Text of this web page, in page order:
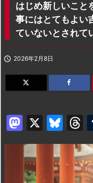
はじめ新しいこと
事にはとてもよい
ていないとされて
 2026年2月8日
M
a
st
o
X
Bl
u
s
T
e
a